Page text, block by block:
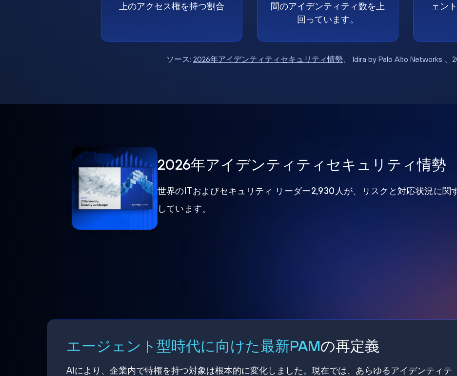
上のアクセス権を持つ割合
間のアイデンティティ数を上
回っています。
ェン
ソース: 2026年アイデンティティセキュリティ情勢、 Idira by Palo Alto Networks 、
2026年アイデンティティセキュリティ情勢
世界のITおよびセキュリティ リーダー2,930人が、リスクと対応状況に関
しています。
エージェント型時代に向けた最新PAMの再定義
AIにより、企業内で特権を持つ対象は根本的に変化しました。現在では、あらゆるアイデンティテ